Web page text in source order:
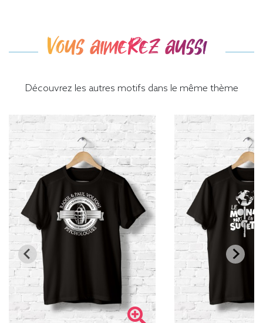
Vous aimerez aussi
Découvrez les autres motifs dans le même thème